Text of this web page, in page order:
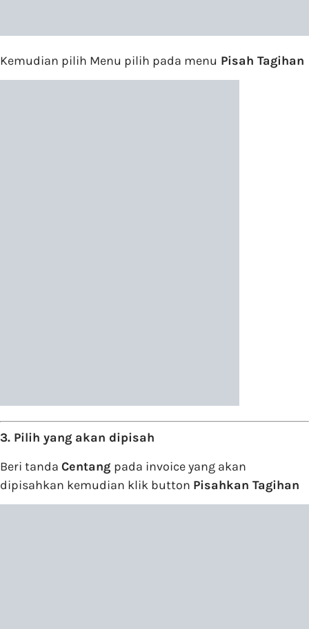
Kemudian pilih Menu pilih pada menu Pisah Tagihan
3. Pilih yang akan dipisah
Beri tanda Centang pada invoice yang akan
dipisahkan kemudian klik button Pisahkan Tagihan